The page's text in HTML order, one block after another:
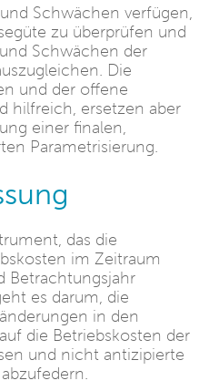
Schwächen verfügen,
zu überprüfen und
Schwächen der
Die
und der offene
hilfreich, ersetzen aber
einer finalen,
Parametrisierung.
das die
im Zeitraum
Betrachtungsjahr
es darum, die
in den
die Betriebskosten der
und nicht antizipierte